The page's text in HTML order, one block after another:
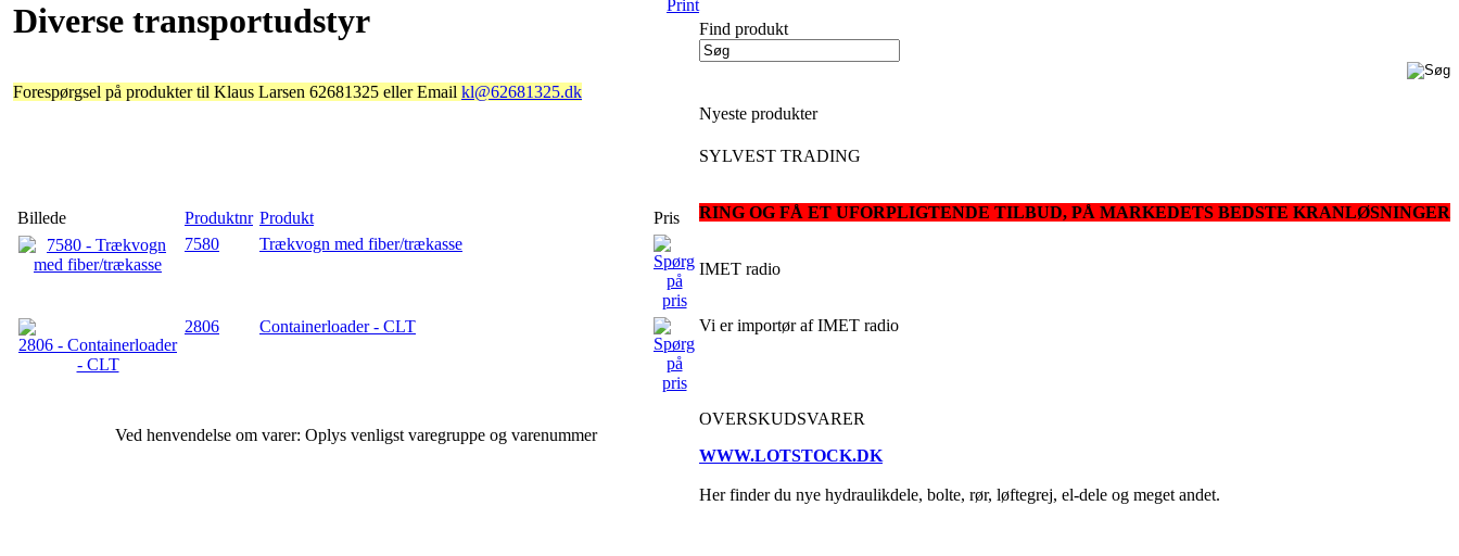
Diverse transportudstyr
Forespørgsel på produkter til Klaus Larsen 62681325 eller Email kl@62681325.dk
Billede Produktnr Produkt
Pris
7580
Trækvogn med fiber/trækasse
2806 Containerloader - CLT
Ved henvendelse om varer: Oplys venligst varegruppe og varenummer
Find produkt
Nyeste produkter
SYLVEST TRADING
RING OG FÅ ET UFORPLIGTENDE TILBUD, PÅ MARKEDETS BEDSTE KRANLØSNINGER
IMET radio
Vi er importør af IMET radio
OVERSKUDSVARER
WWW.LOTSTOCK.DK
Her finder du nye hydraulikdele, bolte, rør, løftegrej, el-dele og meget andet.